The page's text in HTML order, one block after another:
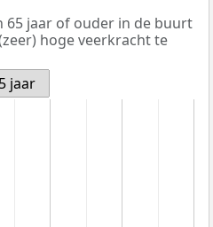
65 jaar of ouder in de buurt
hoge veerkracht te
jaar